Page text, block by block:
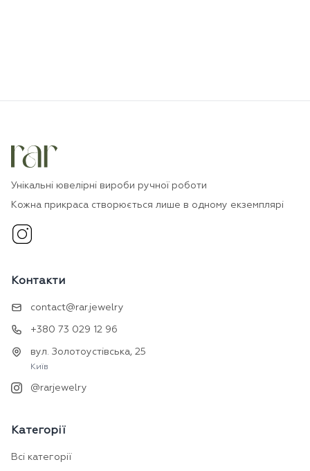
Унікальні ювелірні вироби ручної роботи
Кожна прикраса створюється лише в одному екземплярі
Контакти
contact@rar.jewelry
+380 73 029 12 96
вул. Золотоустівська, 25
Київ
@rarjewelry
Категорії
Всі категорії